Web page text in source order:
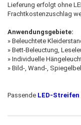
Lieferung erfolgt ohne
Frachtkostenzuschlag
Anwendungsgebiete:
» Beleuchtete
» Bett-Beleuctung,
» Individuelle
» Bild-, Wand-,
Passende LED-Streifen